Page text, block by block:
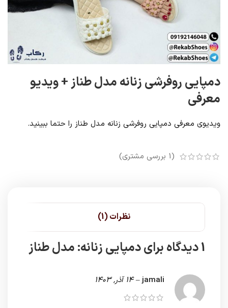
دمپایی روفرشی زنانه مدل طناز + ویدیو
معرفی
ویدیوی معرفی دمپایی روفرشی زنانه مدل طناز را حتما ببینید.
(
1 بررسی مشتری)
نظرات (1)
1 دیدگاه برای دمپایی زنانه: مدل طناز
jamali
– 14 آذر, 1403